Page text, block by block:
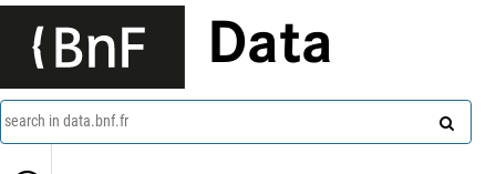
Data
search in data.bnf.fr